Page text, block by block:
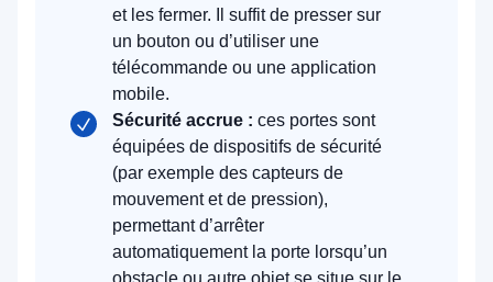
et les fermer. Il suffit de presser sur
un bouton ou d’utiliser une
télécommande ou une application
mobile.
Sécurité accrue : ces portes sont
équipées de dispositifs de sécurité
(par exemple des capteurs de
mouvement et de pression),
permettant d’arrêter
automatiquement la porte lorsqu’un